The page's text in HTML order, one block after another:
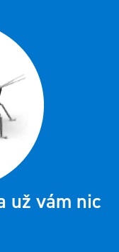
už vám nic